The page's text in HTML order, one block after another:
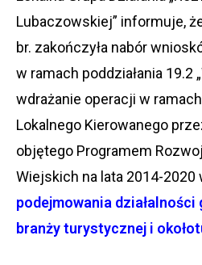
Lubaczowskiej” informuje,
br. zakończyła nabór
w ramach poddziałania 19.2
wdrażanie operacji w
Lokalnego Kierowanego
objętego Programem
Wiejskich na lata 2014-2020
podejmowania
branży turystycznej i